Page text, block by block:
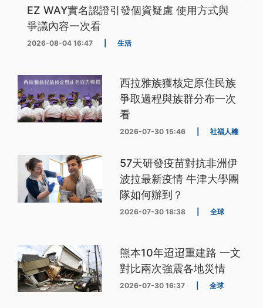
EZ WAY實名認證引發個資疑慮 使用方式與
爭議內容一次看
2026-08-04 16:47 生活
西拉雅族獲核定原住民族
爭取過程與族群分布一次
看
2026-07-30 15:46 社福人權
57天研發疫苗對抗非洲伊
波拉最新疫情 牛津大學團
隊如何辦到？
2026-07-30 18:38 全球
熊本10年迢迢重建路 一文
對比兩次強震各地災情
2026-07-30 16:37 全球